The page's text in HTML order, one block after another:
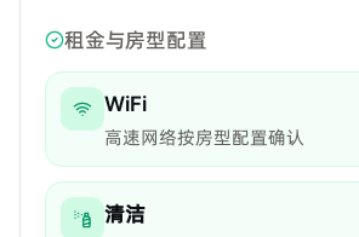
租金与房型配置
WiFi
高速网络按房型配置确认
清洁